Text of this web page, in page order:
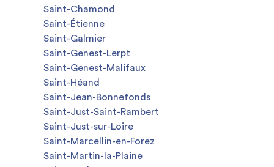
Saint-Chamond
Saint-Étienne
Saint-Galmier
Saint-Genest-Lerpt
Saint-Genest-Malifaux
Saint-Héand
Saint-Jean-Bonnefonds
Saint-Just-Saint-Rambert
Saint-Just-sur-Loire
Saint-Marcellin-en-Forez
Saint-Martin-la-Plaine